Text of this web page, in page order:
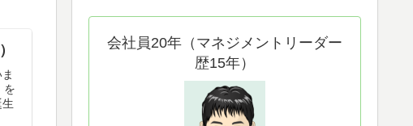
を
会社員20年（マネジメントリーダー
歴15年）